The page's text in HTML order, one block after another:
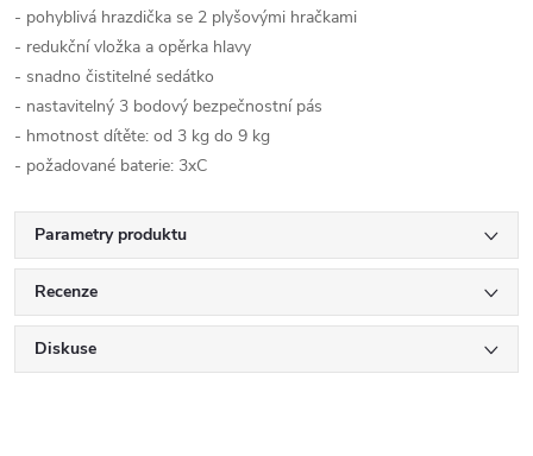
- pohyblivá hrazdička se 2 plyšovými hračkami
- redukční vložka a opěrka hlavy
- snadno čistitelné sedátko
- nastavitelný 3 bodový bezpečnostní pás
- hmotnost dítěte: od 3 kg do 9 kg
- požadované baterie: 3xC
Parametry produktu
Recenze
Diskuse